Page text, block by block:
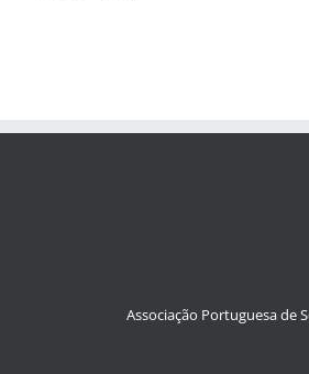
Associação Portuguesa de